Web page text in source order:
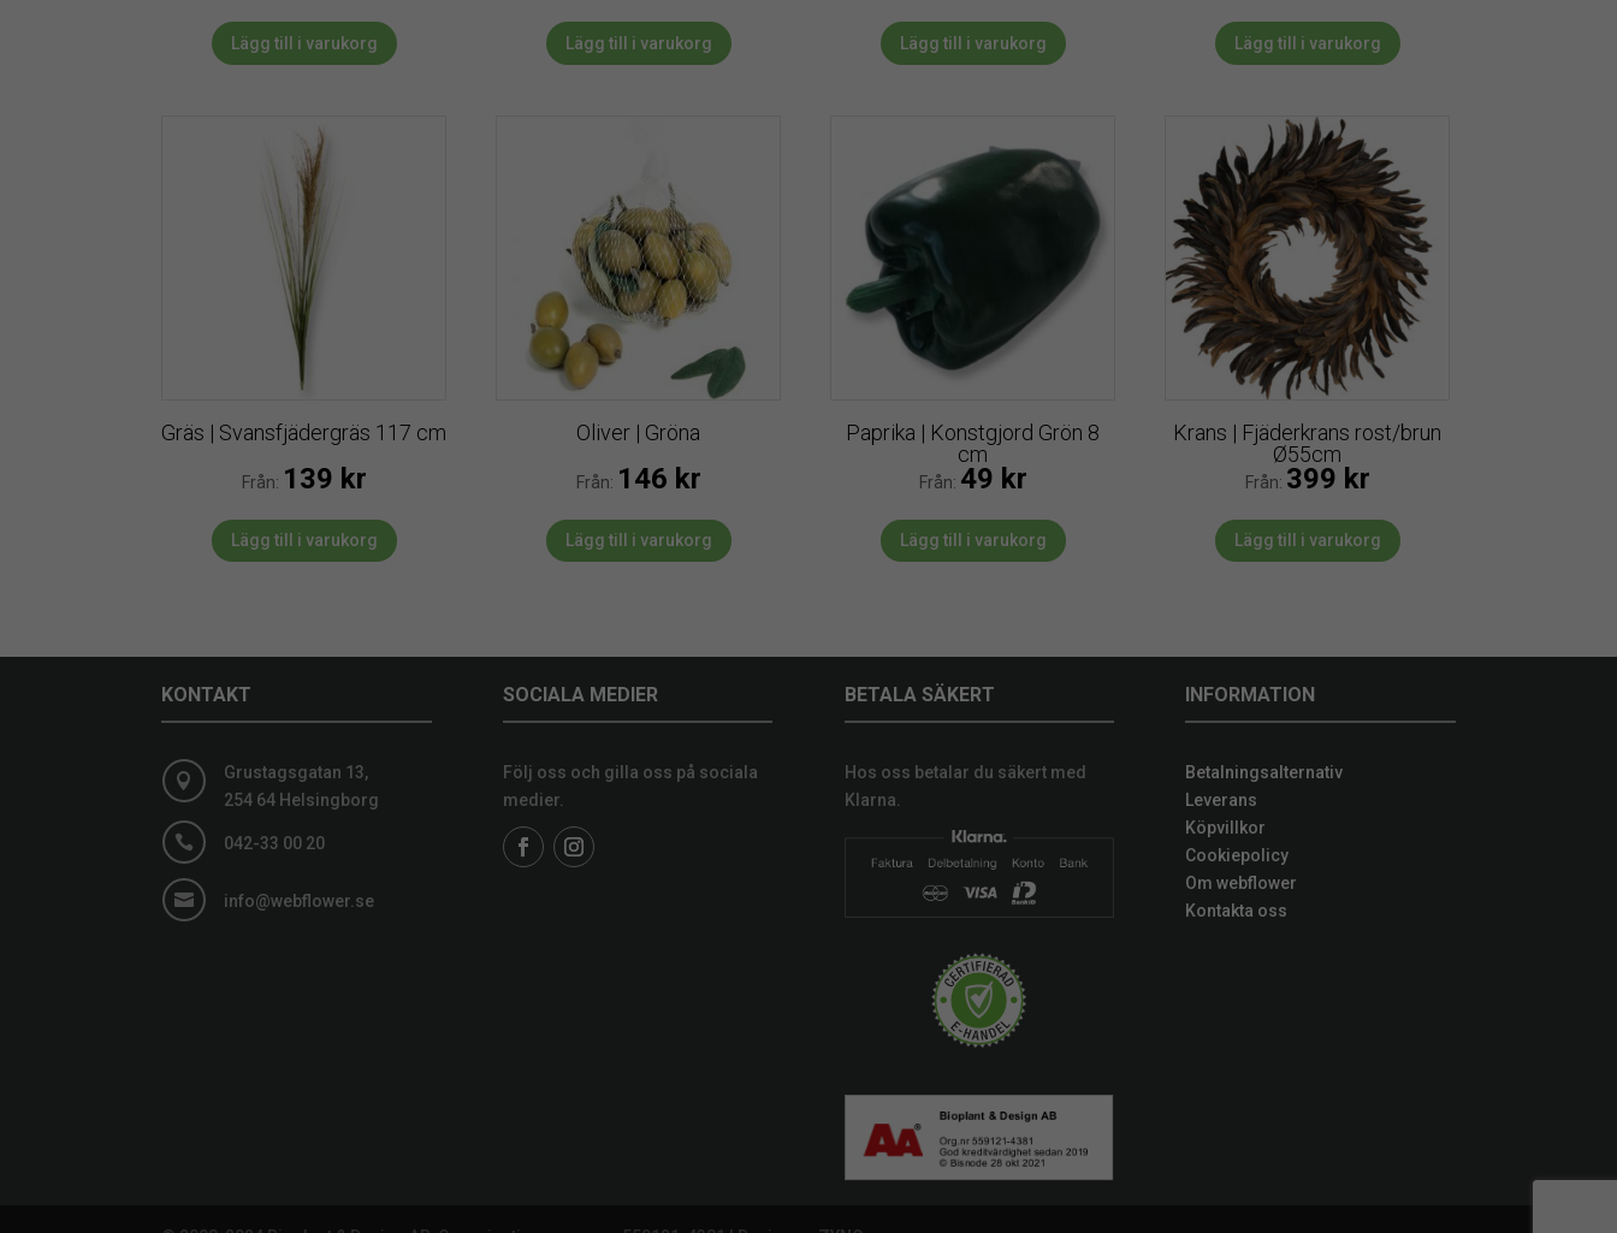
Lägg till i varukorg Lägg till i varukorg Lägg till i varukorg Lägg till i varukorg
Gräs | Svansfjädergräs 117 cm
Från: 139 kr
Lägg till i varukorg
Oliver | Gröna
Från: 146 kr
Lägg till i varukorg
Paprika | Konstgjord Grön 8
cm
Från: 49 kr
Lägg till i varukorg
Krans | Fjäderkrans rost/brun
Ø55cm
Från: 399 kr
Lägg till i varukorg
KONTAKT

Grustagsgatan 13,
254 64 Helsingborg
 042-33 00 20
 info@webflower.se
SOCIALA MEDIER
Följ oss och gilla oss på sociala
medier.
BETALA SÄKERT
Hos oss betalar du säkert med
Klarna.
INFORMATION
Betalningsalternativ
Leverans
Köpvillkor
Cookiepolicy
Om webflower
Kontakta oss